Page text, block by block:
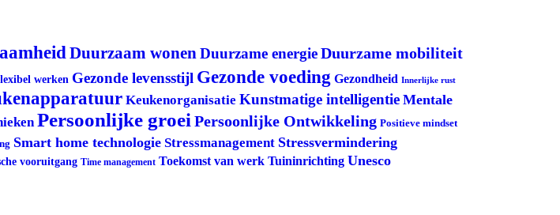
Duurzaam wonenDuurzame energieDuurzame mobiliteit
werken Gezonde levensstijl Gezonde voeding Gezondheid Innerlijke rust
Keukenorganisatie Kunstmatige intelligentie Mentale
Persoonlijke groei Persoonlijke Ontwikkeling Positieve mindset
Smart home technologie Stressmanagement Stressvermindering
vooruitgang Time management Toekomst van werk Tuininrichting Unesco